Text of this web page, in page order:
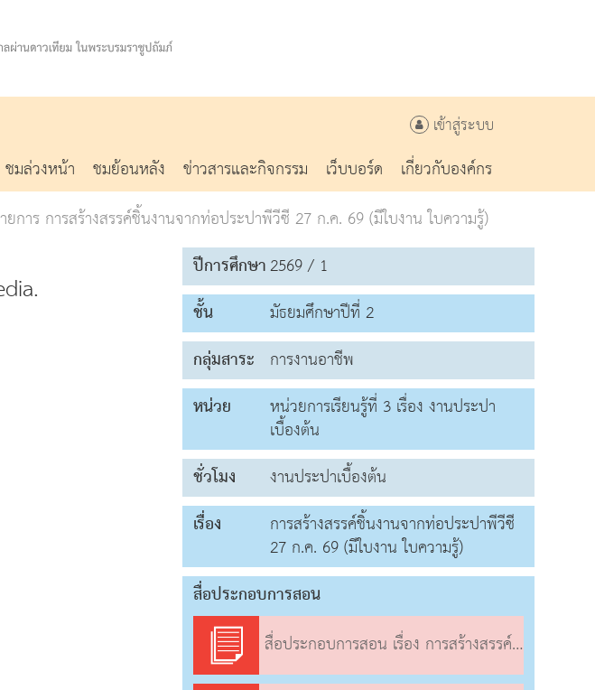
เข้าสู่ระบบ
ชมล่วงหน้า ชมย้อนหลัง ข่าวสารและกิจกรรม เว็บบอร์ด
เกี่ยวกับองค์กร
ยการ การสร้างสรรค์ชิ้นงานจากท่อประปาพีวีซี 27 ก.ค. 69 (มีใบงาน ใบความรู้)
ปีการศึกษา2569 / 1
ชั้น
มัธยมศึกษาปีที่ 2
กลุ่มสาระ การงานอาชีพ
หน่วย
หน่วยการเรียนรู้ที่ 3 เรื่อง งานประปา
เบื้องต้น
ชั่วโมง
งานประปาเบื้องต้น
เรื่อง
การสร้างสรรค์ชิ้นงานจากท่อประปาพีวีซี
27 ก.ค. 69 (มีใบงาน ใบความรู้)
สื่อประกอบการสอน
สื่อประกอบการสอน เรื่อง การสร้างสรรค์ชิ้นงานจากท่อประปาพีวีซี